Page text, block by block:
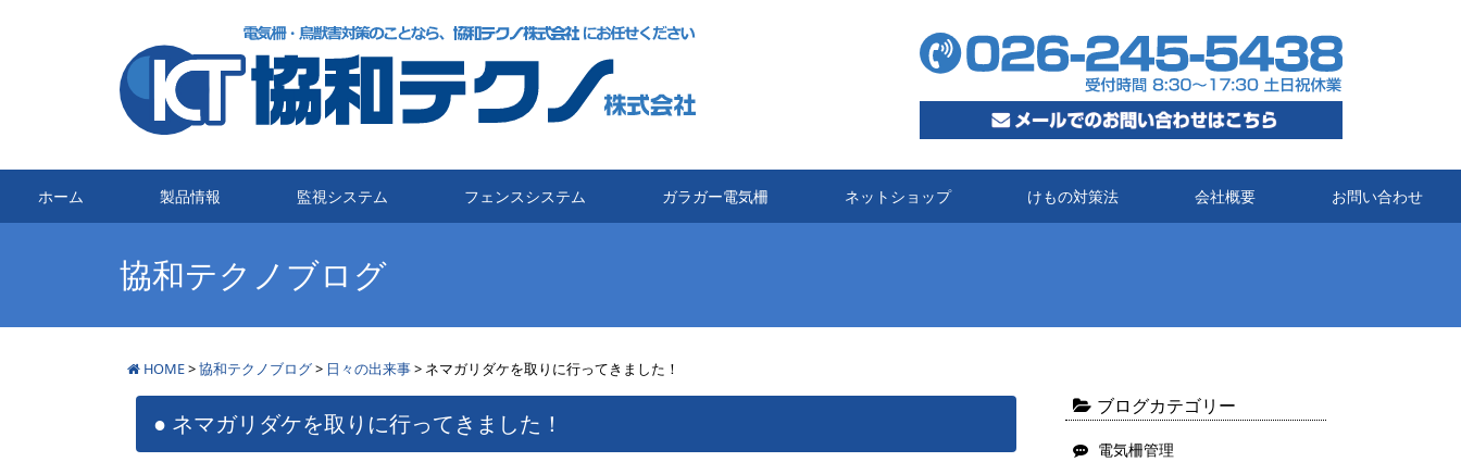
メインナビゲーション
ホーム 製品情報 監視システム フェンスシステム ガラガー電気柵 ネットショップ けもの対策法 会社概要 お問い合わせ
協和テクノブログ
HOME>協和テクノブログ> 日々の出来事> ネマガリダケを取りに行ってきました！
ネマガリダケを取りに行ってきました！
ブログカテゴリー
電気柵管理